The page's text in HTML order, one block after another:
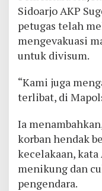
Sidoarjo AKP
petugas telah
mengevakuasi
untuk divisum.
“Kami juga
terlibat, di
Ia
korban hendak
kecelakaan, kata
menikung dan
pengendara.